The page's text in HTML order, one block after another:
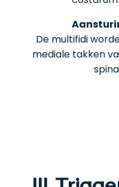
De multifidi
mediale takken